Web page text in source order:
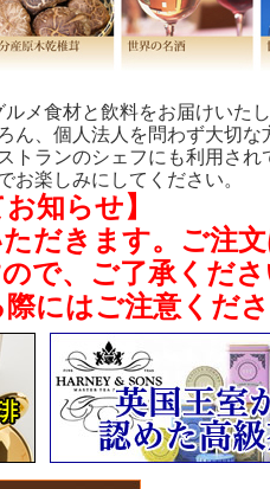
メ食材と飲料をお届けいたし
ん、個人法人を問わず大切な
ランのシェフにも利用され
楽しみにしてください。
知らせ】
だきます。ご注
で、ご了承くだ
にはご注意くださ